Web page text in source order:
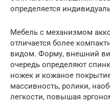
определяется
Мебель с механизмом
отличается более
видом. Форму, внешний
очередь определяют
ножек и кожаное
массивность, ролики,
легкости, повышая